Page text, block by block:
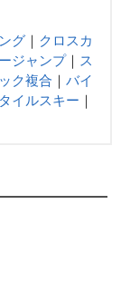
グ ｜ クロスカ
ジャンプ｜ ス
ク複合 ｜ バイ
イルスキー ｜